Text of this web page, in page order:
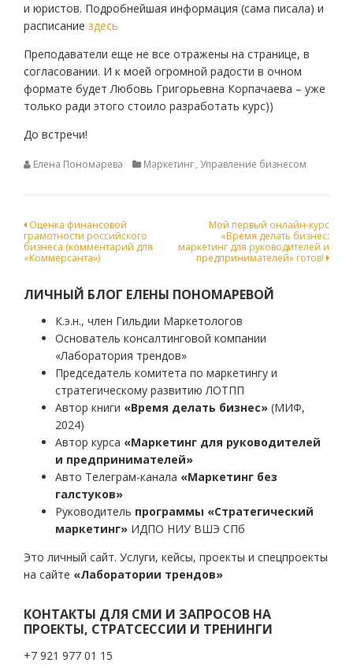
и юристов. Подробнейшая информация (сама писала) и
расписание здесь
Преподаватели еще не все отражены на странице, в
согласовании. И к моей огромной радости в очном
формате будет Любовь Григорьевна Корпачаева – уже
только ради этого стоило разработать курс))
До встречи!
Елена Пономарева Маркетинг, Управление бизнесом
Навигация
по
Оценка финансовой
грамотности российского
бизнеса (комментарий для
«Коммерсанта»)
Мой первый онлайн-курс
«Время делать бизнес:
маркетинг для руководителей и
предпринимателей» готов!
ЛИЧНЫЙ БЛОГ ЕЛЕНЫ ПОНОМАРЕВОЙ
К.э.н., член Гильдии Маркетологов
Основатель консалтинговой компании
«Лаборатория трендов»
Председатель комитета по маркетингу и
стратегическому развитию ЛОТПП
Автор книги «Время делать бизнес» (МИФ,
2024)
Автор курса «Маркетинг для руководителей
и предпринимателей»
Авто Телеграм-канала «Маркетинг без
галстуков»
Руководитель программы «Стратегический
маркетинг» ИДПО НИУ ВШЭ СПб
Это личный сайт. Услуги, кейсы, проекты и спецпроекты
на сайте «Лаборатории трендов»
КОНТАКТЫ ДЛЯ СМИ И ЗАПРОСОВ НА
ПРОЕКТЫ, СТРАТСЕССИИ И ТРЕНИНГИ
+7 921 977 01 15